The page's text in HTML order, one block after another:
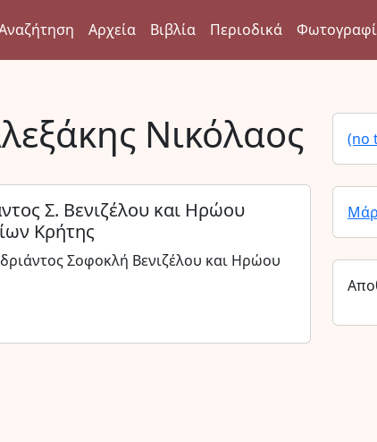
Αρχεία Βιβλία Περιοδικά
Νικόλαος
Σ. Βενιζέλου και Ηρώου
Κρήτης
Σοφοκλή Βενιζέλου και Ηρώου
(no